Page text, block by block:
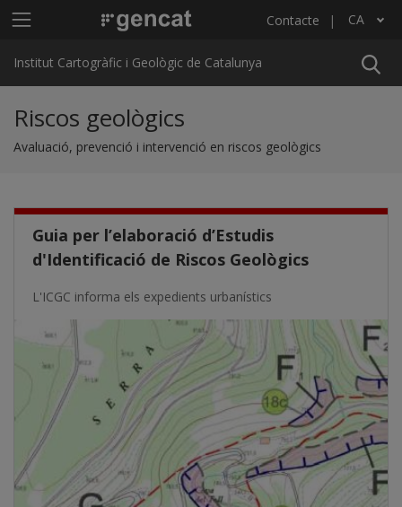
Menú principal ICGC Contacte CA
Llista les accions addicionals
Institut Cartogràfic i Geològic de Catalunya
Riscos geològics
Avaluació, prevenció i intervenció en riscos geològics
Guia per l’elaboració d’Estudis
d'Identificació de Riscos Geològics
L'ICGC informa els expedients urbanístics